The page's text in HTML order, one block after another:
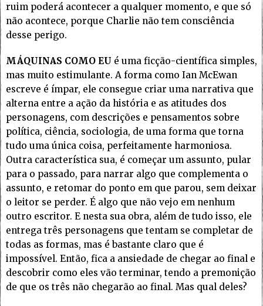
ruim poderá acontecer a qualquer momento, e que só
não acontece, porque Charlie não tem consciência
desse perigo.
MÁQUINAS COMO EU é uma ficção-científica simples,
mas muito estimulante. A forma como Ian McEwan
escreve é ímpar, ele consegue criar uma narrativa que
alterna entre a ação da história e as atitudes dos
personagens, com descrições e pensamentos sobre
política, ciência, sociologia, de uma forma que torna
tudo uma única coisa, perfeitamente harmoniosa.
Outra característica sua, é começar um assunto, pular
para o passado, para narrar algo que complementa o
assunto, e retomar do ponto em que parou, sem deixar
o leitor se perder. É algo que não vejo em nenhum
outro escritor. E nesta sua obra, além de tudo isso, ele
entrega três personagens que tentam se completar de
todas as formas, mas é bastante claro que é
impossível. Então, fica a ansiedade de chegar ao final e
descobrir como eles vão terminar, tendo a premonição
de que os três não chegarão ao final. Mas qual deles?